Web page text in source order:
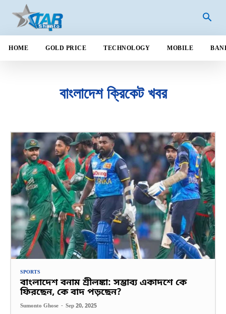
HOME GOLD PRICE TECHNOLOGY MOBILE
বাংলাদেশ ক্রিকেট খবর
SPORTS
বাংলাদেশ বনাম শ্রীলঙ্কা: সম্ভাব্য একাদশে কে
ফিরছেন, কে বাদ পড়ছেন?
Sumonto Ghose - Sep 20, 2025